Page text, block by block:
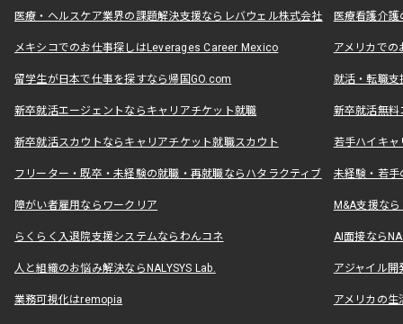
医療・ヘルスケア業界の課題解決支援ならレバウェル株式会社 医療看護介
メキシコでのお仕事探しはLeverages Career Mexico アメリカで
留学生が日本で仕事を探すなら帰国GO.com 就活・転職
新卒就活エージェントならキャリアチケット就職 新卒就活無料
新卒就活スカウトならキャリアチケット就職スカウト 若手ハイキ
フリーター・既卒・未経験の就職・再就職ならハタラクティブ 未経験・若手
障がい者雇用ならワークリア M&A支援な
らくらく入退院支援システムならわんコネ AI面接なら
人と組織のお悩み解決ならNALYSYS Lab. アジャイル
業務可視化はremopia アメリカの